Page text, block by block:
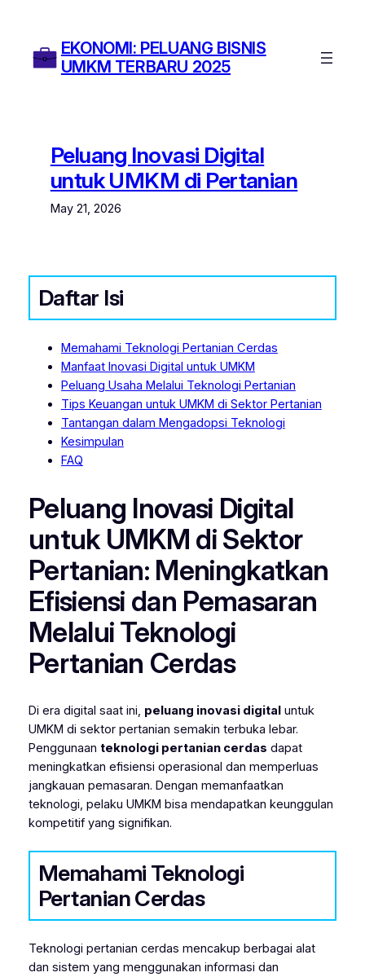
content
EKONOMI: PELUANG BISNIS
UMKM TERBARU 2025
Peluang Inovasi Digital
untuk UMKM di Pertanian
May 21, 2026
Daftar Isi
Memahami Teknologi Pertanian Cerdas
Manfaat Inovasi Digital untuk UMKM
Peluang Usaha Melalui Teknologi Pertanian
Tips Keuangan untuk UMKM di Sektor Pertanian
Tantangan dalam Mengadopsi Teknologi
Kesimpulan
FAQ
Peluang Inovasi Digital
untuk UMKM di Sektor
Pertanian: Meningkatkan
Efisiensi dan Pemasaran
Melalui Teknologi
Pertanian Cerdas
Di era digital saat ini, peluang inovasi digitaluntuk
UMKM di sektor pertanian semakin terbuka lebar.
Penggunaan teknologi pertanian cerdas dapat
meningkatkan efisiensi operasional dan memperluas
jangkauan pemasaran. Dengan memanfaatkan
teknologi, pelaku UMKM bisa mendapatkan keunggulan
kompetitif yang signifikan.
Memahami Teknologi
Pertanian Cerdas
Teknologi pertanian cerdas mencakup berbagai alat
dan sistem yang menggunakan informasi dan